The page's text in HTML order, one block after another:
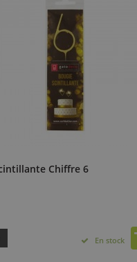
Chiffre 6
En stock